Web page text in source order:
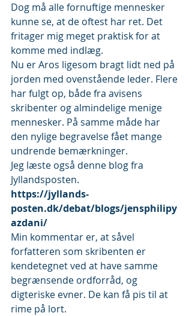
Dog må alle fornuftige mennesker
kunne se, at de oftest har ret. Det
fritager mig meget praktisk for at
komme med indlæg.
Nu er Aros ligesom bragt lidt ned på
jorden med ovenstående leder. Flere
har fulgt op, både fra avisens
skribenter og almindelige menige
mennesker. På samme måde har
den nylige begravelse fået mange
undrende bemærkninger.
Jeg læste også denne blog fra
Jyllandsposten.
https://jyllands-
posten.dk/debat/blogs/jensphilipy
azdani/
Min kommentar er, at såvel
forfatteren som skribenten er
kendetegnet ved at have samme
begrænsende ordforråd, og
digteriske evner. De kan få pis til at
rime på lort.